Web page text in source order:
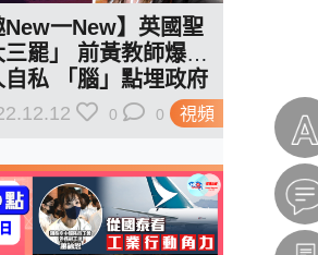
視頻
New一New】英國聖
罷」 前黃教師爆粗
自私 「腦」點埋政府
」
0 0